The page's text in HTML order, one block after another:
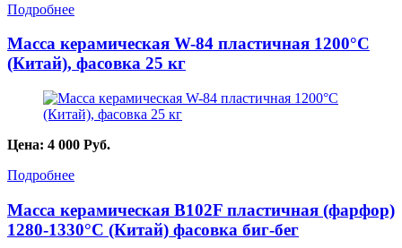
Подробнее
Масса керамическая W-84 пластичная 1200°C
(Китай), фасовка 25 кг
Цена: 4 000 Руб.
Подробнее
Масса керамическая B102F пластичная (фарфор)
1280-1330°С (Китай) фасовка биг-бег